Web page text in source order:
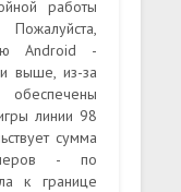
работы
Android -
выше, из-за
линии 98
сумма
- по
к границе